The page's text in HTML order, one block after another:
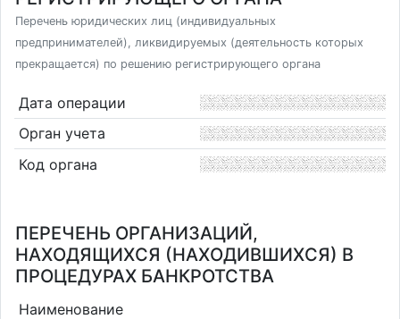
Перечень юридических лиц (индивидуальных
предпринимателей), ликвидируемых (деятельность которых
прекращается) по решению регистрирующего органа
Дата операции
Орган учета
Код органа
ПЕРЕЧЕНЬ ОРГАНИЗАЦИЙ,
НАХОДЯЩИХСЯ (НАХОДИВШИХСЯ) В
ПРОЦЕДУРАХ БАНКРОТСТВА
Наименование